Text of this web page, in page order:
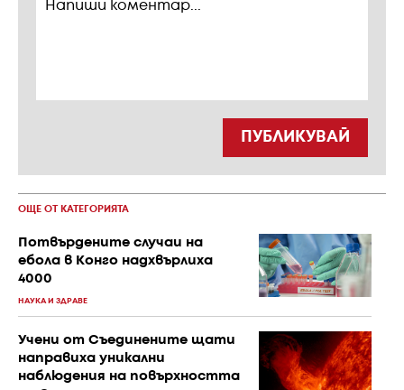
ПУБЛИКУВАЙ
ОЩЕ ОТ КАТЕГОРИЯТА
Потвърдените случаи на
ебола в Конго надхвърлиха
4000
НАУКА И ЗДРАВЕ
Учени от Съединените щати
направиха уникални
наблюдения на повърхността